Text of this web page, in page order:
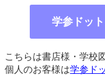
学参ドッ
こちらは書店様・学校
個人のお客様は学参ド